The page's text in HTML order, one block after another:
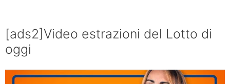
[ads2]Video estrazioni del Lotto di
oggi